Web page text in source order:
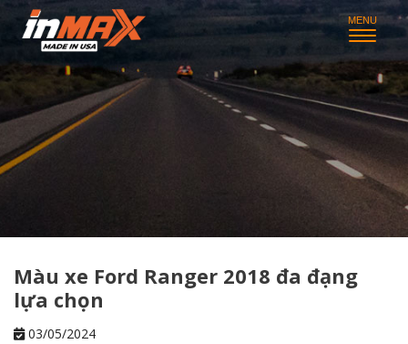
Màu xe Ford Ranger 2018 đa đạng
lựa chọn
03/05/2024